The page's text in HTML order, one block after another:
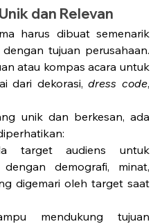
dan Relevan
harus dibuat semenarik
tujuan perusahaan.
atau kompas acara untuk
dari dekorasi, dress code,
unik dan berkesan, ada
target audiens untuk
demografi, minat,
digemari oleh target saat
mendukung tujuan